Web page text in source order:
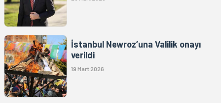
İstanbul Newroz’una Valilik onayı
verildi
19 Mart 2026